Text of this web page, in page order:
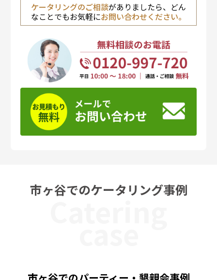
ケータリングのご相談がありましたら、どん
なことでもお気軽にお問い合わせください。
市ヶ谷でのケータリング事例